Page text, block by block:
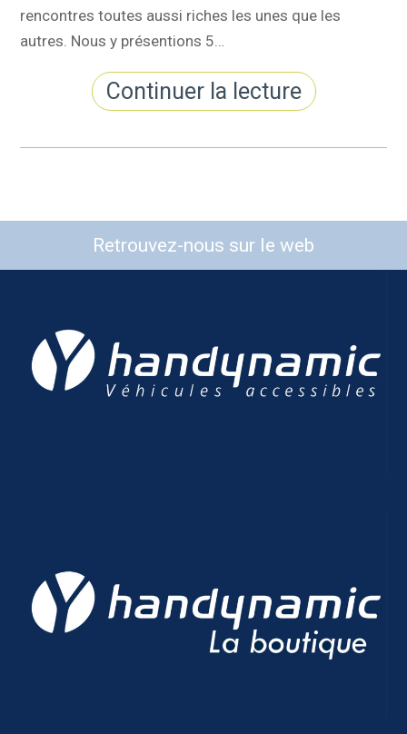
rencontres toutes aussi riches les unes que les
autres. Nous y présentions 5…
Continuer la lecture
Retrouvez-nous sur le web